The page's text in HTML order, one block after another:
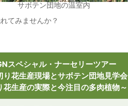
サボテン団地の温室内
てみませんか？
スペシャル・ナーセリーツアー
り花生産現場とサボテン団地見学会
花生産の実際と今注目の多肉植物～